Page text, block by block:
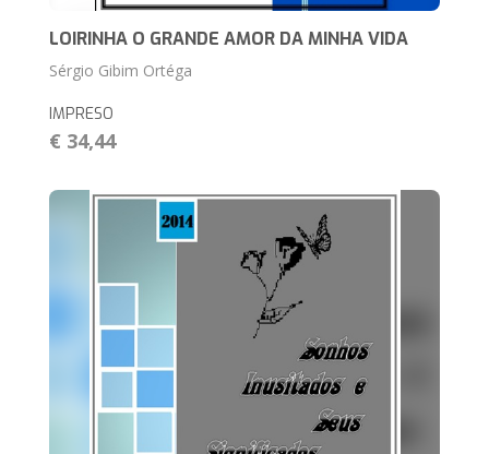
LOIRINHA O GRANDE AMOR DA MINHA VIDA
Sérgio Gibim Ortéga
IMPRESO
€ 34,44